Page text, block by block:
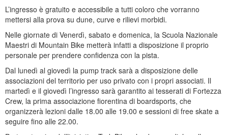
L’ingresso è gratuito e accessibile a tutti coloro che vorranno
mettersi alla prova su dune, curve e rilievi morbidi.
Nelle giornate di Venerdì, sabato e domenica, la Scuola Nazionale
Maestri di Mountain Bike metterà infatti a disposizione il proprio
personale per prendere confidenza con la pista.
Dal lunedì al giovedì la pump track sarà a disposizione delle
associazioni del territorio per uso privato con i propri associati. Il
martedì e il giovedì l’ingresso sarà garantito ai tesserati di Fortezza
Crew, la prima associazione fiorentina di boardsports, che
organizzerà lezioni dalle 18.00 alle 19.00 e sessioni di free skate a
seguire fino alle 22.00.